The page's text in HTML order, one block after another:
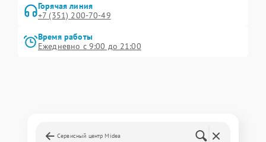
Горячая линия
+7 (351) 200-70-49
Время работы
Ежедневно с 9:00 до 21:00
Сервисный центр Midea